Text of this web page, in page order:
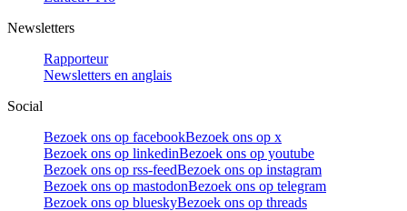
Newsletters
Rapporteur
Newsletters en anglais
Social
Bezoek ons op facebookBezoek ons op x
Bezoek ons op linkedinBezoek ons op youtube
Bezoek ons op rss-feedBezoek ons op instagram
Bezoek ons op mastodonBezoek ons op telegram
Bezoek ons op blueskyBezoek ons op threads